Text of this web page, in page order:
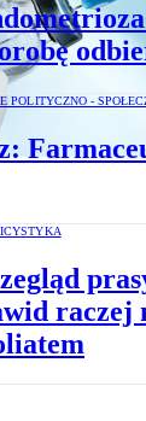
POLITYCZNO -
raczej